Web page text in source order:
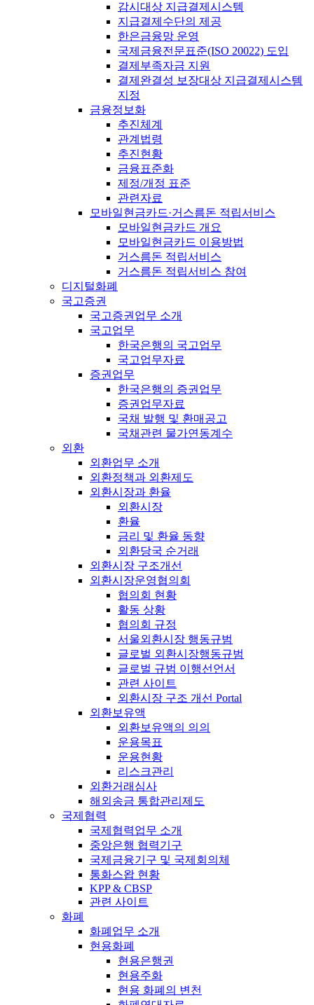
감시대상 지급결제시스템
지급결제수단의 제공
한은금융망 운영
국제금융전문표준(ISO 20022) 도입
결제부족자금 지원
결제완결성 보장대상 지급결제시스템
지정
금융정보화
추진체계
관계법령
추진현황
금융표준화
제정/개정 표준
관련자료
모바일현금카드·거스름돈 적립서비스
모바일현금카드 개요
모바일현금카드 이용방법
거스름돈 적립서비스
거스름돈 적립서비스 참여
디지털화폐
국고증권
국고증권업무 소개
국고업무
한국은행의 국고업무
국고업무자료
증권업무
한국은행의 증권업무
증권업무자료
국채 발행 및 환매공고
국채관련 물가연동계수
외환
외환업무 소개
외환정책과 외환제도
외환시장과 환율
외환시장
환율
금리 및 환율 동향
외환당국 순거래
외환시장 구조개선
외환시장운영협의회
협의회 현황
활동 상황
협의회 규정
서울외환시장 행동규범
글로벌 외환시장행동규범
글로벌 규범 이행선언서
관련 사이트
외환시장 구조 개선 Portal
외환보유액
외환보유액의 의의
운용목표
운용현황
리스크관리
외환거래심사
해외송금 통합관리제도
국제협력
국제협력업무 소개
중앙은행 협력기구
국제금융기구 및 국제회의체
통화스왑 현황
KPP & CBSP
관련 사이트
화폐
화폐업무 소개
현용화폐
현용은행권
현용주화
현용 화폐의 변천